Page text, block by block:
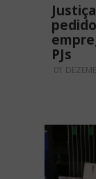
PJs
01